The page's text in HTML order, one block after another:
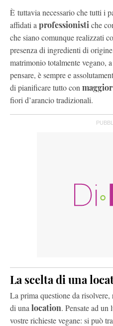
È tuttavia necessario che tutti i
affidati aprofessionistiche
che siano comunque realizzati
presenza di ingredienti di
matrimonio totalmente vegano,
pensare, è sempre e
di pianificare tutto con
fiori d’arancio tradizionali.
La scelta di una
La prima questione da
di una location. Pensate ad un
vostre richieste vegane: si può